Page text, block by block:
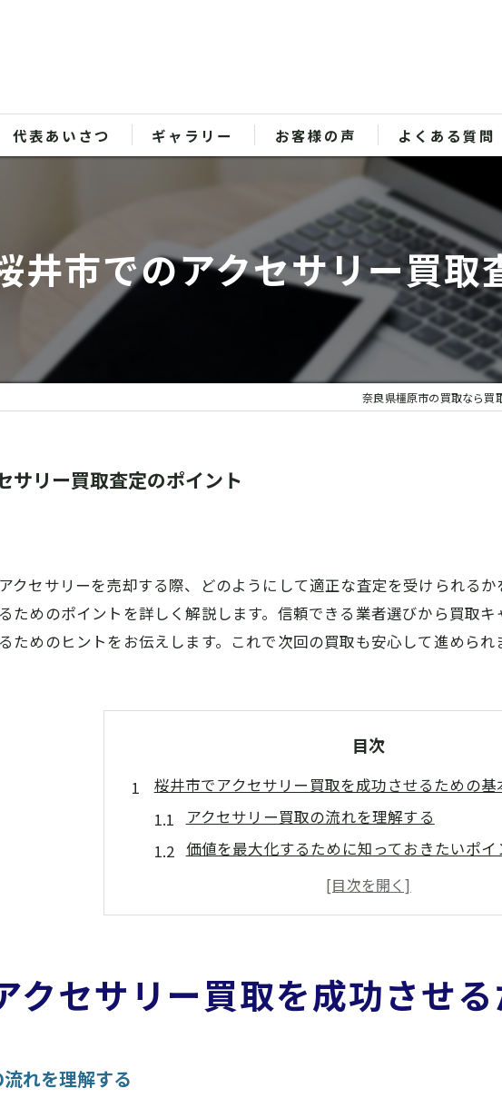
代表あいさつ ギャラリー お客様の声 よくある質問
井市でのアクセサリー買取
奈良県橿原市の買取なら買
サリー買取査定のポイント
クセサリーを売却する際、どのようにして適正な査定を受けられる
ためのポイントを詳しく解説します。信頼できる業者選びから買取
ためのヒントをお伝えします。これで次回の買取も安心して進められ
目次
桜井市でアクセサリー買取を成功させるための基
アクセサリー買取の流れを理解する
価値を最大化するために知っておきたいポイ
査定前に必要な準備と心構え
地元業者の利用で得られるメリット
売却タイミングを見極める方法
奈良県桜井市でのアクセサリー買取業者を選ぶ
クセサリー買取を成功させ
れを理解する